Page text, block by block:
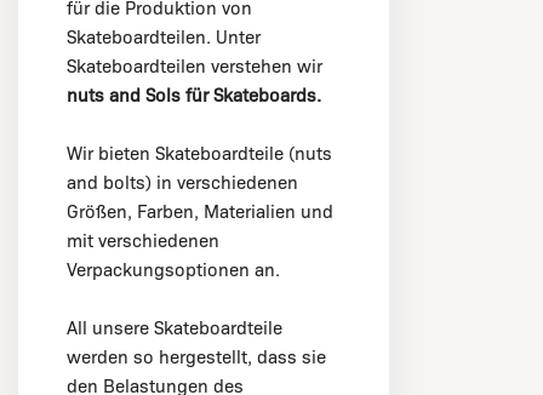
für die Produktion von
Skateboardteilen. Unter
Skateboardteilen verstehen wir
nuts and Sols für Skateboards.
Wir bieten Skateboardteile (nuts
and bolts) in verschiedenen
Größen, Farben, Materialien und
mit verschiedenen
Verpackungsoptionen an.
All unsere Skateboardteile
werden so hergestellt, dass sie
den Belastungen des